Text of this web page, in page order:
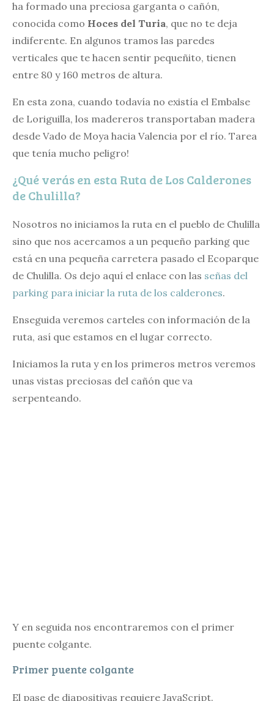
ha formado una preciosa garganta o cañón,
conocida como Hoces del Turia, que no te deja
indiferente. En algunos tramos las paredes
verticales que te hacen sentir pequeñito, tienen
entre 80 y 160 metros de altura.
En esta zona, cuando todavía no existía el Embalse
de Loriguilla, los madereros transportaban madera
desde Vado de Moya hacia Valencia por el río. Tarea
que tenía mucho peligro!
¿Qué verás en esta Ruta de Los Calderones
de Chulilla?
Nosotros no iniciamos la ruta en el pueblo de Chulilla
sino que nos acercamos a un pequeño parking que
está en una pequeña carretera pasado el Ecoparque
de Chulilla. Os dejo aquí el enlace con las señas del
parking para iniciar la ruta de los calderones.
Enseguida veremos carteles con información de la
ruta, así que estamos en el lugar correcto.
Iniciamos la ruta y en los primeros metros veremos
unas vistas preciosas del cañón que va
serpenteando.
Y en seguida nos encontraremos con el primer
puente colgante.
Primer puente colgante
El pase de diapositivas requiere JavaScript.